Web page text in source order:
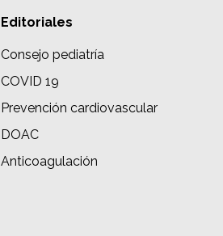
Editoriales
Consejo pediatría
COVID 19
Prevención cardiovascular
DOAC
Anticoagulación